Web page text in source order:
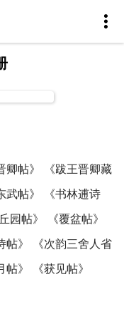
卿帖》 《跋王晋卿藏
武帖》 《书林逋诗
园帖》 《覆盆帖》
帖》 《次韵三舍人省
》 《获见帖》